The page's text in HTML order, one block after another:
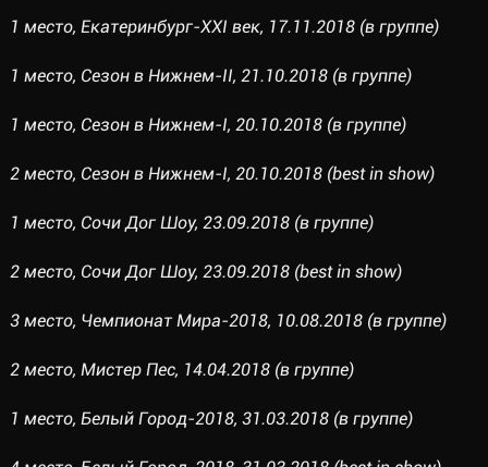
1 место, Екатеринбург-XXI век, 17.11.2018 (в группе)
1 место, Сезон в Нижнем-II, 21.10.2018 (в группе)
1 место, Сезон в Нижнем-I, 20.10.2018 (в группе)
2 место, Сезон в Нижнем-I, 20.10.2018 (best in show)
1 место, Сочи Дог Шоу, 23.09.2018 (в группе)
2 место, Сочи Дог Шоу, 23.09.2018 (best in show)
3 место, Чемпионат Мира-2018, 10.08.2018 (в группе)
2 место, Мистер Пес, 14.04.2018 (в группе)
1 место, Белый Город-2018, 31.03.2018 (в группе)